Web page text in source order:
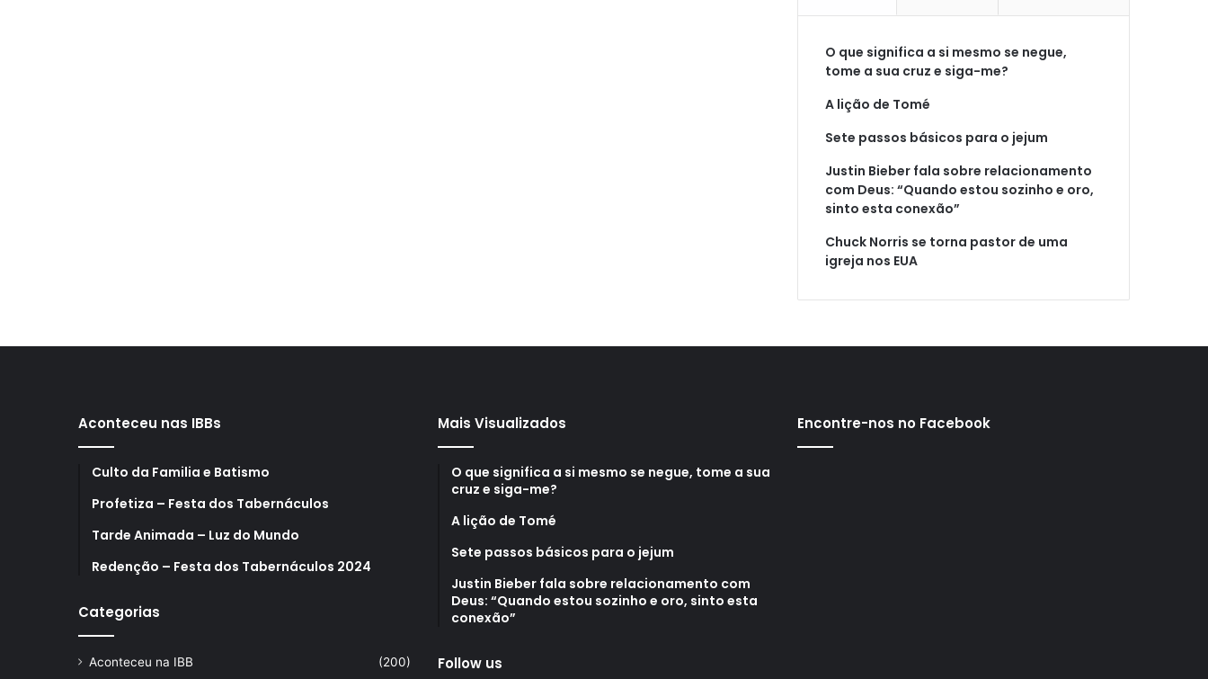
O que significa a si mesmo se negue,
tome a sua cruz e siga-me?
A lição de Tomé
Sete passos básicos para o jejum
Justin Bieber fala sobre relacionamento
com Deus: “Quando estou sozinho e oro,
sinto esta conexão”
Chuck Norris se torna pastor de uma
igreja nos EUA
Aconteceu nas IBBs
Culto da Familia e Batismo
Profetiza – Festa dos Tabernáculos
Tarde Animada – Luz do Mundo
Redenção – Festa dos Tabernáculos 2024
Categorias
Aconteceu na IBB
(200)
Mais Visualizados
O que significa a si mesmo se negue, tome a sua
cruz e siga-me?
A lição de Tomé
Sete passos básicos para o jejum
Justin Bieber fala sobre relacionamento com
Deus: “Quando estou sozinho e oro, sinto esta
conexão”
Follow us
Encontre-nos no Facebook